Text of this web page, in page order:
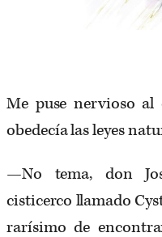
Me puse nervioso
obedecía las leyes
—No tema, don
cisticerco llamado
rarísimo de